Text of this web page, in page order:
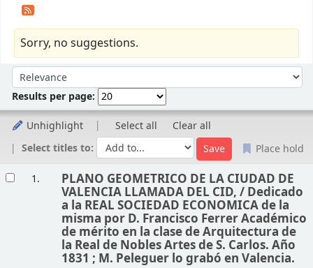
Sorry, no suggestions.
Sort by:
Results per page:
Unhighlight Select all
Clear all
Select titles to:
Place hold
1. PLANO GEOMETRICO DE LA CIUDAD DE
VALENCIA LLAMADA DEL CID, / Dedicado
a la REAL SOCIEDAD ECONOMICA de la
misma por D. Francisco Ferrer Académico
de mérito en la clase de Arquitectura de
la Real de Nobles Artes de S. Carlos. Año
1831 ; M. Peleguer lo grabó en Valencia.